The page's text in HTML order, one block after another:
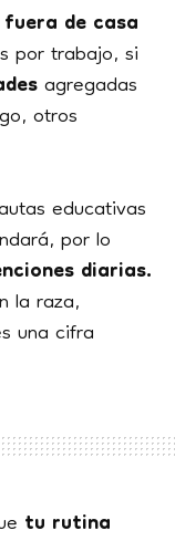
de casa
por trabajo, si
agregadas
otros
educativas
por lo
diarias.
la raza,
una cifra
tu rutina